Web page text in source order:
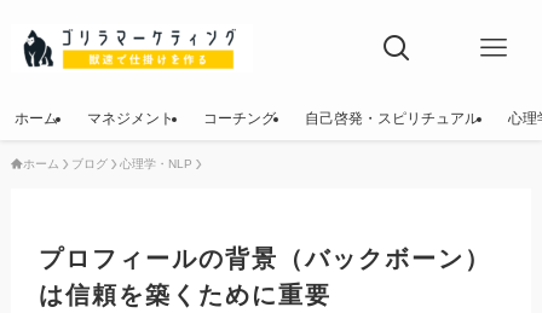
コーチング
ホーム マネジメント コーチング 自己啓発・スピリチュアル 心理
ホーム ブログ 心理学・NLP
プロフィールの背景（バックボーン）
は信頼を築くために重要